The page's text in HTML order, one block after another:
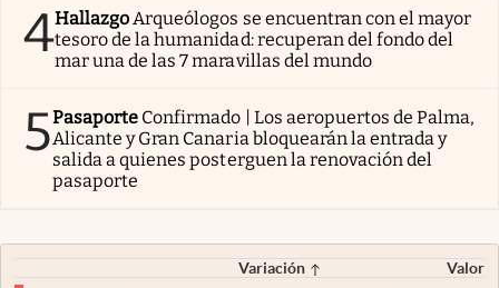
4HallazgoArqueólogos se encuentran con el mayor
tesoro de la humanidad: recuperan del fondo del
mar una de las 7 maravillas del mundo
5Pasaporte Confirmado | Los aeropuertos de Palma,
Alicante y Gran Canaria bloquearán la entrada y
salida a quienes posterguen la renovación del
pasaporte
Variación
Valor